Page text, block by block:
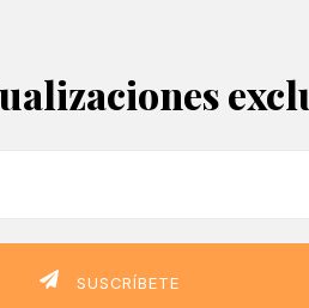
SUSCRÍBETE